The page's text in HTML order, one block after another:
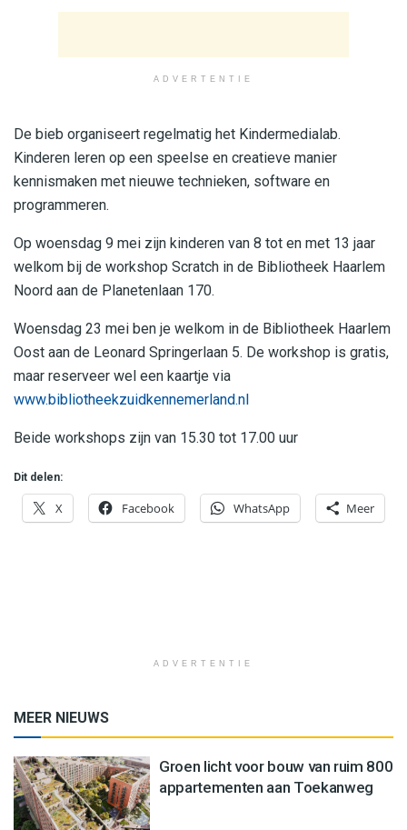
ADVERTENTIE
De bieb organiseert regelmatig het Kindermedialab.
Kinderen leren op een speelse en creatieve manier
kennismaken met nieuwe technieken, software en
programmeren.
Op woensdag 9 mei zijn kinderen van 8 tot en met 13 jaar
welkom bij de workshop Scratch in de Bibliotheek Haarlem
Noord aan de Planetenlaan 170.
Woensdag 23 mei ben je welkom in de Bibliotheek Haarlem
Oost aan de Leonard Springerlaan 5. De workshop is gratis,
maar reserveer wel een kaartje via
www.bibliotheekzuidkennemerland.nl
Beide workshops zijn van 15.30 tot 17.00 uur
Dit delen:
X Facebook WhatsApp Meer
ADVERTENTIE
MEER NIEUWS
Groen licht voor bouw van ruim 800
appartementen aan Toekanweg